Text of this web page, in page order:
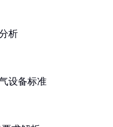
析
设备标准